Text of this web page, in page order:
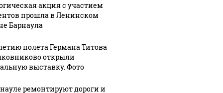
акция с участием
прошла в Ленинском
Барнаула
полета Германа Титова
открыли
выставку. Фото
ремонтируют дороги и